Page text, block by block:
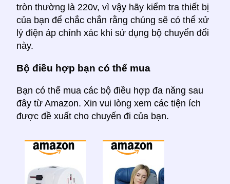
tròn thường là 220v, vì vậy hãy kiểm tra thiết bị
của bạn để chắc chắn rằng chúng sẽ có thể xử
lý điện áp chính xác khi sử dụng bộ chuyển đổi
này.
Bộ điều hợp bạn có thể mua
Bạn có thể mua các bộ điều hợp đa năng sau
đây từ Amazon. Xin vui lòng xem các tiện ích
được đề xuất cho chuyến đi của bạn.